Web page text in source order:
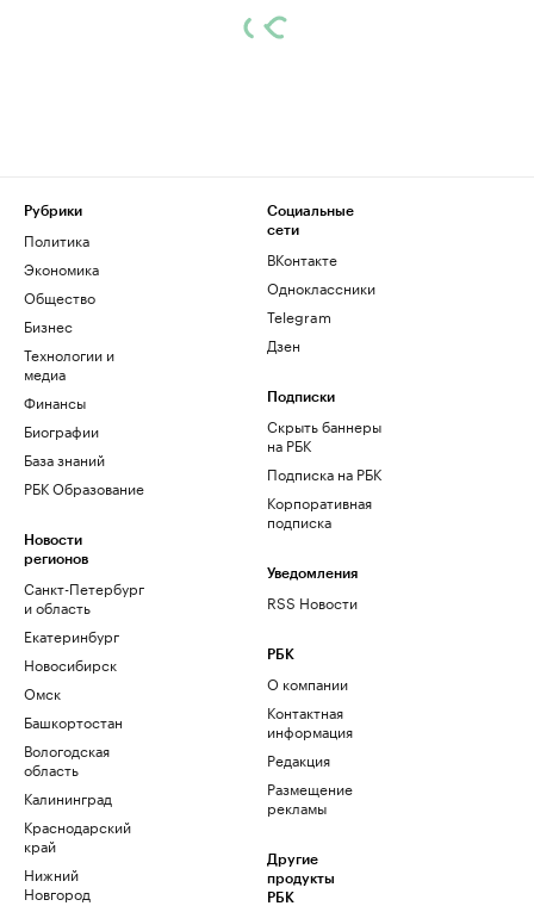
Рубрики
Политика
Экономика
Общество
Бизнес
Технологии и
медиа
Финансы
Биографии
База знаний
РБК Образование
Новости
регионов
Санкт-Петербург
и область
Екатеринбург
Новосибирск
Омск
Башкортостан
Вологодская
область
Калининград
Краснодарский
край
Нижний
Новгород
Социальные
сети
ВКонтакте
Одноклассники
Telegram
Дзен
Подписки
Скрыть баннеры
на РБК
Подписка на РБК
Корпоративная
подписка
Уведомления
RSS Новости
РБК
О компании
Контактная
информация
Редакция
Размещение
рекламы
Другие
продукты
РБК